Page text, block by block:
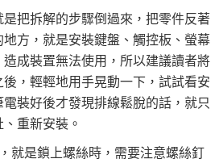
把拆解的步驟倒過來，把零件反著
方，就是安裝鍵盤、觸控板、螢幕
成裝置無法使用，所以建議讀者將
，輕輕地用手晃動一下，試試看安
裝好後才發現排線鬆脫的話，就只
重新安裝。
就是鎖上螺絲時，需要注意螺絲釘